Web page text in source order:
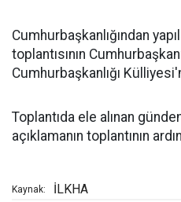
Cumhurbaşkanlığından
toplantısının
Cumhurbaşkanlığı
Toplantıda ele alınan
açıklamanın toplantının
Kaynak: İLKHA